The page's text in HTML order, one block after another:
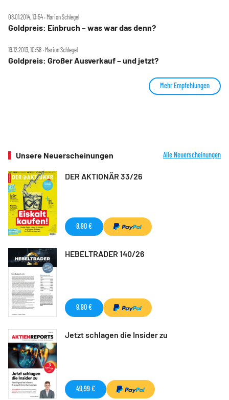
08.01.2014, 13:54 ‧ Marion Schlegel
Goldpreis: Einbruch – was war das denn?
19.12.2013, 10:58 ‧ Marion Schlegel
Goldpreis: Großer Ausverkauf – und jetzt?
Mehr Empfehlungen
Unsere Neuerscheinungen Alle Neuerscheinungen
DER AKTIONÄR 33/26
8,90 €
HEBELTRADER 140/26
9,90 €
Jetzt schlagen die Insider zu
49,99 €